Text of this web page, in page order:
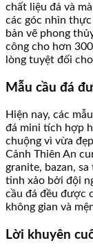
chất liệu đá và
các góc nhìn
bản vẽ phong
công cho hơn
lòng tuyệt đối
Mẫu cầu đá
Hiện nay, các
đá mini tích hợp
chuộng vì vừa
Cảnh Thiên An
granite, bazan,
tinh xảo bởi đội
cầu đá đều được
không gian và
Lời khuyên